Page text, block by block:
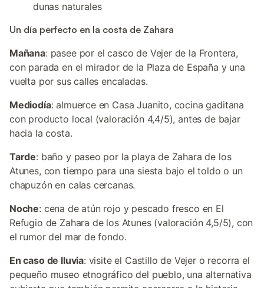
dunas naturales
Un día perfecto en la costa de Zahara
Mañana: pasee por el casco de Vejer de la Frontera,
con parada en el mirador de la Plaza de España y una
vuelta por sus calles encaladas.
Mediodía: almuerce en Casa Juanito, cocina gaditana
con producto local (valoración 4,4/5), antes de bajar
hacia la costa.
Tarde: baño y paseo por la playa de Zahara de los
Atunes, con tiempo para una siesta bajo el toldo o un
chapuzón en calas cercanas.
Noche: cena de atún rojo y pescado fresco en El
Refugio de Zahara de los Atunes (valoración 4,5/5), con
el rumor del mar de fondo.
En caso de lluvia: visite el Castillo de Vejer o recorra el
pequeño museo etnográfico del pueblo, una alternativa